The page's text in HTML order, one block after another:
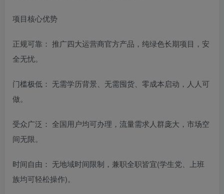
项目核心优势
正规可靠： 推广四大运营商官方产品，纯绿色长期项目，安
全无忧。
门槛极低： 无需学历背景、无需囤货、零成本启动，人人可
做。
受众广泛： 全国用户均可办理，流量需求人群庞大，市场空
间无限。
时间自由： 无地域时间限制，兼职全职皆宜(学生党、上班
族均可轻松操作)。